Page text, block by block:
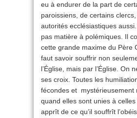
eu à endurer de la part de
paroissiens, de certains
autorités ecclésiastiques
pas matière à polémiques. Il
cette grande maxime du Père
faut savoir souffrir non
l’Église, mais par l’Église. On
ses croix. Toutes les
fécondes et mystérieusement
quand elles sont unies à
apprît de ce qu’il souffrît